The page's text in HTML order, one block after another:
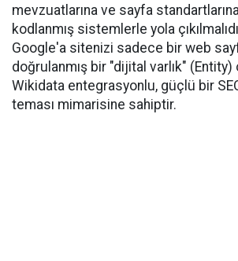
mevzuatlarına ve sayfa
kodlanmış sistemlerle yola
Google'a sitenizi sadece bir web
doğrulanmış bir "dijital varlık" (Entity)
Wikidata entegrasyonlu, güçlü bir
teması mimarisine sahiptir.